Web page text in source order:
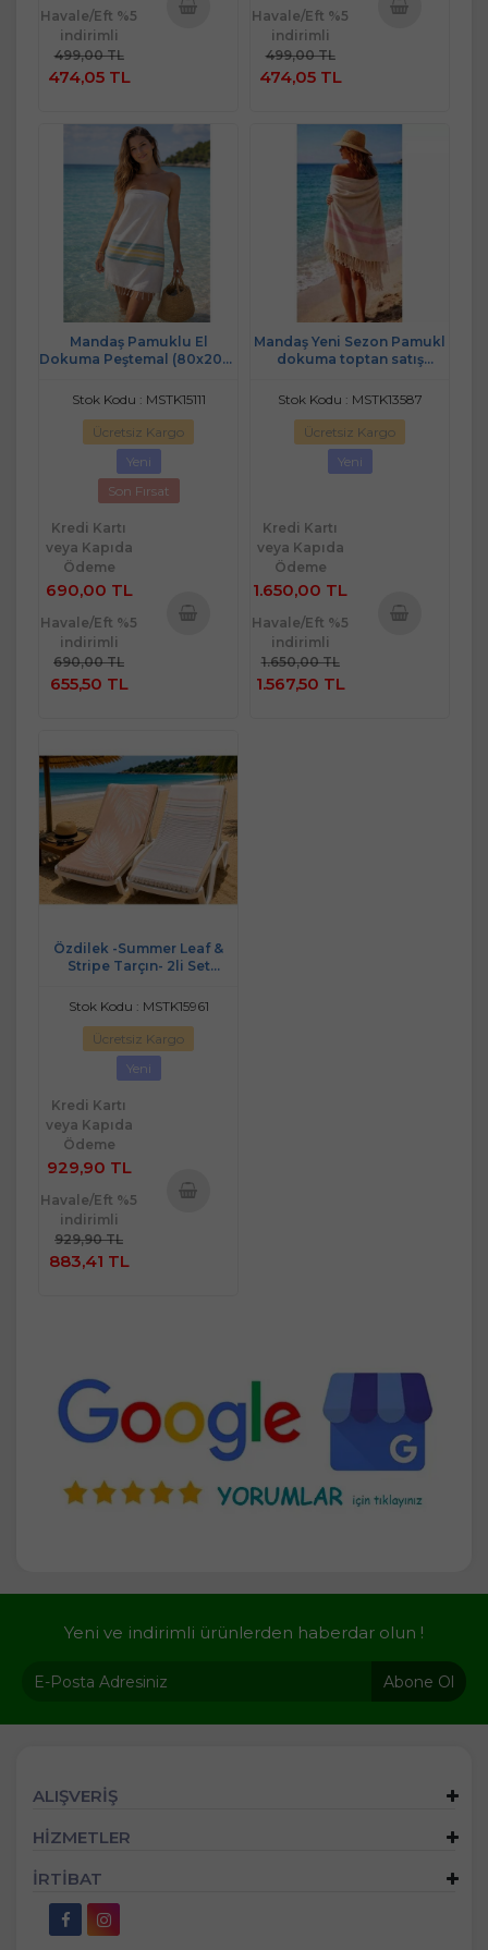
Havale/Eft %5
indirimli
499,00 TL
474,05 TL
Havale/Eft %5
indirimli
499,00 TL
474,05 TL
Mandaş Pamuklu El
Dokuma Peştemal (80x200)
Stok Kodu : MSTK15111
Ücretsiz Kargo
Yeni
Son Fırsat
Kredi Kartı
veya Kapıda
Ödeme
690,00 TL
Havale/Eft %5
indirimli
690,00 TL
655,50 TL
Mandaş Yeni Sezon Pamukl
dokuma toptan satış
paket
Stok Kodu : MSTK13587
Ücretsiz Kargo
Yeni
Kredi Kartı
veya Kapıda
Ödeme
1.650,00 TL
Havale/Eft %5
indirimli
1.650,00 TL
1.567,50 TL
Özdilek -Summer Leaf &
Stripe Tarçın- 2li Set
(70x150)
Stok Kodu : MSTK15961
Ücretsiz Kargo
Yeni
Kredi Kartı
veya Kapıda
Ödeme
929,90 TL
Havale/Eft %5
indirimli
929,90 TL
883,41 TL
Yeni ve indirimli ürünlerden haberdar olun !
Abone Ol
ALIŞVERİŞ
HİZMETLER
İRTİBAT